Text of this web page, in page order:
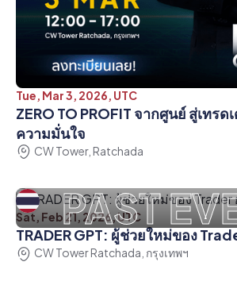
Tue, Mar 3, 2026, UTC
ZERO TO PROFIT จากศูนย์ สู่เทร
ความมั่นใจ
CW Tower, Ratchada
PAST
Sat, Feb 21, 2026, UTC
TRADER GPT: ผู้ช่วยใหม่ของ
CW Tower Ratchada, กรุงเทพฯ